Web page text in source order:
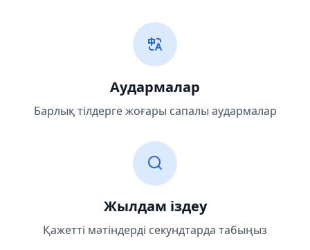
Аудармалар
Барлық тілдерге жоғары сапалы аудармалар
Жылдам іздеу
Қажетті мәтіндерді секундтарда табыңыз